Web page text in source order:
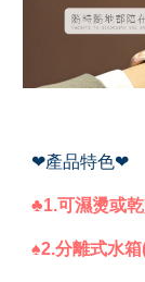
❤產品特色❤
♣1.可濕燙或
♠2.分離式水